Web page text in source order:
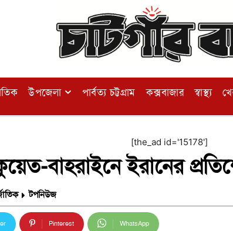
উপজেলা পার্বত্য চট্টগ্রাম কক্সবাজার স্বাস্থ্য
[the_ad id='15178']
বাহরাইনে ইরানের
টপনিউজ
Pinterest WhatsApp